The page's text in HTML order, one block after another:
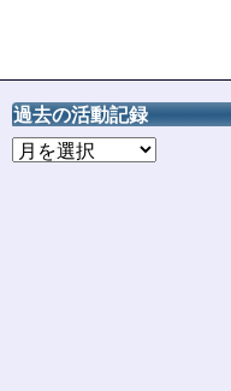
過去の活動記録